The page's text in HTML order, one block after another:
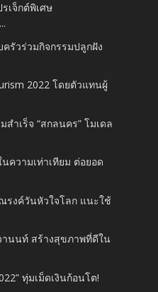
เจ็กต์พิเศษ
รัวร่วมกิจกรรมปลูกฝัง
2022 โดยตัวแทนผู้
ำเร็จ “สกลนคร” โมเดล
ความเท่าเทียม ต่อยอด
รงค์วันหัวใจโลก แนะใช้
านนท์ สร้างสุขภาพที่ดีใน
ทุ่มเม็ดเงินก้อนโต!